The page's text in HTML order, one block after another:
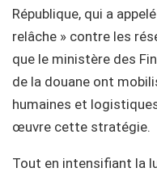
République, qui a
relâche » contre les
que le ministère des
de la douane ont
humaines et
œuvre cette stratégie.
Tout en intensifiant la